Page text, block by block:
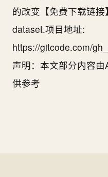
的改变【免费下载链
dataset.项目地址:
https://gitcode.com/
声明：本文部分内容
供参考